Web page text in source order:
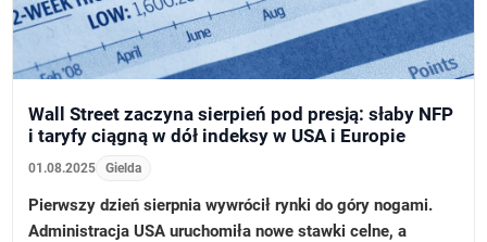
Wall Street zaczyna sierpień pod presją: słaby NFP
i taryfy ciągną w dół indeksy w USA i Europie
01.08.2025 Gielda
Pierwszy dzień sierpnia wywrócił rynki do góry nogami.
Administracja USA uruchomiła nowe stawki celne, a